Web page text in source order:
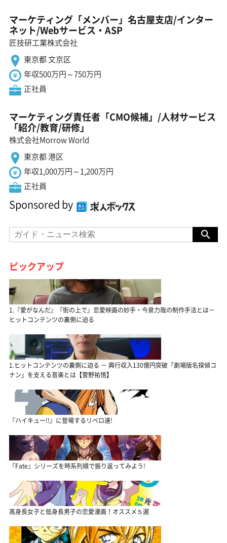
マーケティング「メンバー」名古屋支店/インター
ネット/Webサービス・ASP
匠技研工業株式会社
東京都 文京区
年収500万円～750万円
正社員
マーケティング責任者「CMO候補」/人材サービス
「紹介/教育/研修」
株式会社Morrow World
東京都 港区
年収1,000万円～1,200万円
正社員
Sponsored by
ピックアップ
1.『愛がなんだ』『街の上で』恋愛映画の妙手・今泉力哉の制作手法とは－
ヒットコンテンツの裏側に迫る
1.ヒットコンテンツの裏側に迫る － 興行収入130億円突破「劇場版名探偵コ
ナン」を支える音楽とは【菅野祐悟】
『ハイキュー!!』に登場するリベロ達!
『Fate』シリーズを時系列順で振り返ってみよう!
高身長女子と低身長男子の恋愛漫画！オススメ５選